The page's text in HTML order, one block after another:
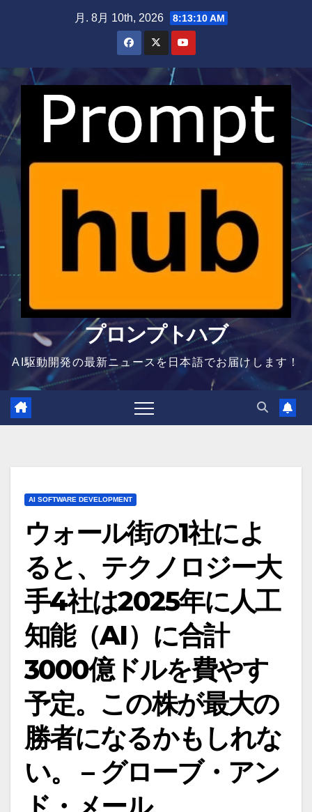
月. 8月 10th, 2026 8:13:10 AM
プロンプトハブ
AI駆動開発の最新ニュースを日本語でお届けします！
AI SOFTWARE DEVELOPMENT
ウォール街の1社によ
ると、テクノロジー大
手4社は2025年に人工
知能（AI）に合計
3000億ドルを費やす
予定。この株が最大の
勝者になるかもしれな
い。 – グローブ・アン